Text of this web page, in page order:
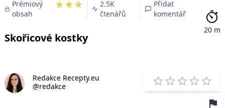
Prémiový
obsah
★★★
2.5K
čtenářů
Přidat
komentář
Skořicové kostky
20 m
Redakce Recepty.eu
@redakce
1 Star
2 Stars
3 Stars
4 5